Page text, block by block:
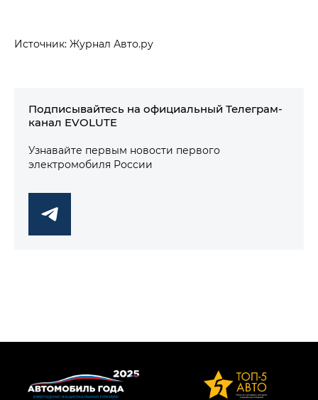
Источник: Журнал Авто.ру
Подписывайтесь на официальный Телеграм-
канал EVOLUTE
Узнавайте первым новости первого
электромобиля России